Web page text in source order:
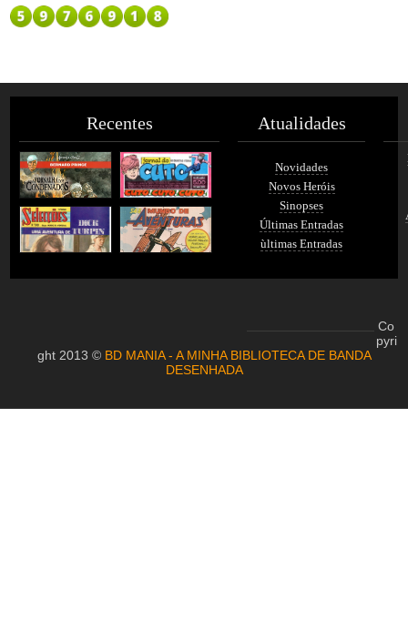
Recentes Atualidades
Novidades
Novos Heróis
Sinopses
Últimas Entradas
ùltimas Entradas
Co
pyri
ght 2013 © BD MANIA - A MINHA BIBLIOTECA DE BANDA
DESENHADA